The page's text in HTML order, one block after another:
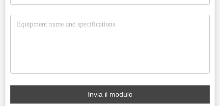
Invia il modulo